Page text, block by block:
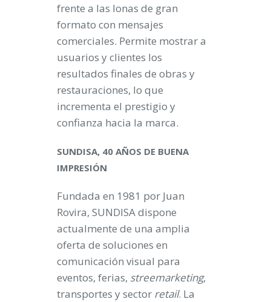
frente a las lonas de gran
formato con mensajes
comerciales. Permite mostrar a
usuarios y clientes los
resultados finales de obras y
restauraciones, lo que
incrementa el prestigio y
confianza hacia la marca.
SUNDISA, 40 AÑOS DE BUENA
IMPRESIÓN
Fundada en 1981 por Juan
Rovira, SUNDISA dispone
actualmente de una amplia
oferta de soluciones en
comunicación visual para
eventos, ferias, streemarketing,
transportes y sector retail. La